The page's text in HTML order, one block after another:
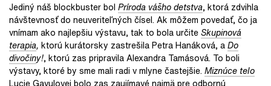
Jediný náš blockbuster bol Príroda vášho detstva, ktorá zdvihla
návštevnosť do neuveriteľných čísel. Ak môžem povedať, čo ja
vnímam ako najlepšiu výstavu, tak to bola určiteSkupinová
terapia, ktorú kurátorsky zastrešila Petra Hanáková, aDo
divočiny!, ktorú zas pripravila Alexandra Tamásová. To boli
výstavy, ktoré by sme mali radi v mlyne častejšie. Miznúce telo
Lucie Gavulovej bolo zas zaujímavénajmä preodbornú